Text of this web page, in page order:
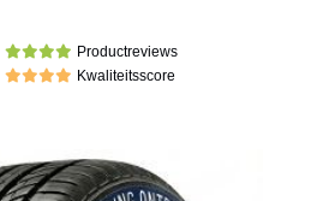
Productreviews
Kwaliteitsscore